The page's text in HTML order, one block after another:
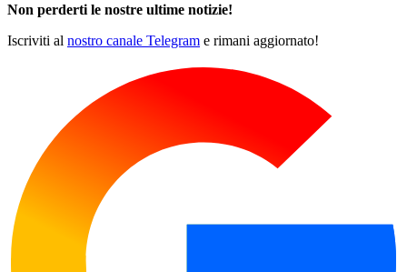
Non perderti le nostre ultime notizie!
Iscriviti al nostro canale Telegram e rimani aggiornato!